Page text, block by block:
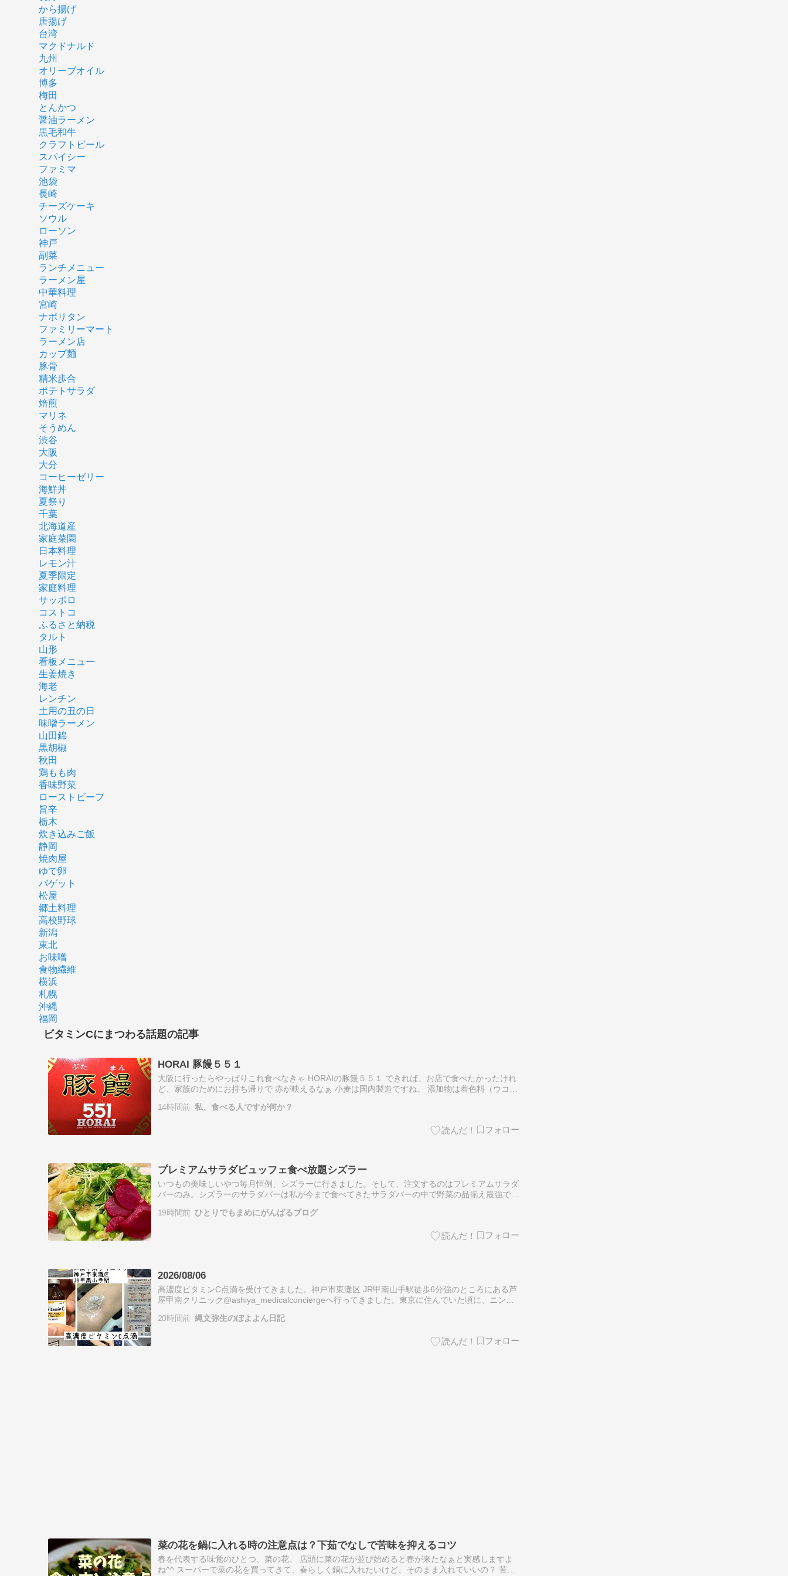
から揚げ
唐揚げ
台湾
マクドナルド
九州
オリーブオイル
博多
梅田
とんかつ
醤油ラーメン
黒毛和牛
クラフトビール
スパイシー
ファミマ
池袋
長崎
チーズケーキ
ソウル
ローソン
神戸
副菜
ランチメニュー
ラーメン屋
中華料理
宮崎
ナポリタン
ファミリーマート
ラーメン店
カップ麺
豚骨
精米歩合
ポテトサラダ
焙煎
マリネ
そうめん
渋谷
大阪
大分
コーヒーゼリー
海鮮丼
夏祭り
千葉
北海道産
家庭菜園
日本料理
レモン汁
夏季限定
家庭料理
サッポロ
コストコ
ふるさと納税
タルト
山形
看板メニュー
生姜焼き
海老
レンチン
土用の丑の日
味噌ラーメン
山田錦
黒胡椒
秋田
鶏もも肉
香味野菜
ローストビーフ
旨辛
栃木
炊き込みご飯
静岡
焼肉屋
ゆで卵
バゲット
松屋
郷土料理
高校野球
新潟
東北
お味噌
食物繊維
横浜
札幌
沖縄
福岡
ビタミンCにまつわる話題の記事
HORAI 豚饅５５１
大阪に行ったらやっぱりこれ食べなきゃ HORAIの豚饅５５１ できれば、お店で食べたかったけれ
ど、家族のためにお持ち帰りで 赤が映えるなぁ 小麦は国内製造ですね。 添加物は着色料（ウコ
14時間前 私、食べる人ですが何か？
プレミアムサラダビュッフェ食べ放題シズラー
いつもの美味しいやつ毎月恒例、シズラーに行きました。そして、注文するのはプレミアムサラダ
バーのみ。シズラーのサラダバーは私が今まで食べてきたサラダバーの中で野菜の品揃え最強で
リンクバー、スー…
19時間前 ひとりでもまめにがんばるブログ
2026/08/06
高濃度ビタミンC点滴を受けてきました。神戸市東灘区 JR甲南山手駅徒歩6分強のところにある芦
屋甲南クリニック@ashiya_medicalconciergeへ行ってきました。東京に住んでいた頃に、ニンニ
20時間前 縄文弥生のぼよよん日記
菜の花を鍋に入れる時の注意点は？下茹でなしで苦味を抑えるコツ
春を代表する味覚のひとつ、菜の花。 店頭に菜の花が並び始めると春が来たなぁと実感しますよ
ね^^ スーパーで菜の花を買ってきて、春らしく鍋に入れたいけど、そのまま入れていいの？ 苦く